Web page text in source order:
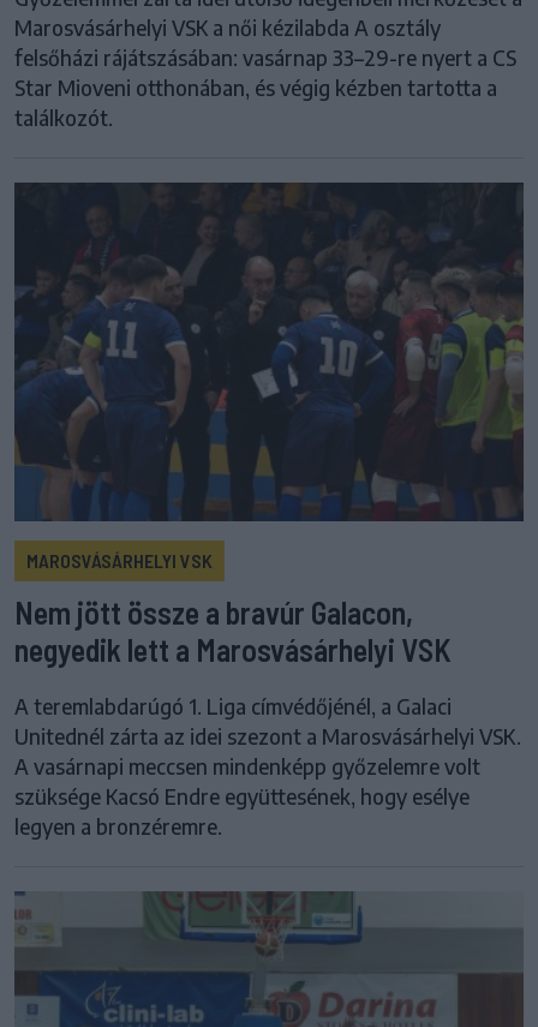
Marosvásárhelyi VSK a női kézilabda A osztály
felsőházi rájátszásában: vasárnap 33–29-re nyert a CS
Star Mioveni otthonában, és végig kézben tartotta a
találkozót.
MAROSVÁSÁRHELYI VSK
Nem jött össze a bravúr Galacon,
negyedik lett a Marosvásárhelyi VSK
A teremlabdarúgó 1. Liga címvédőjénél, a Galaci
Unitednél zárta az idei szezont a Marosvásárhelyi VSK.
A vasárnapi meccsen mindenképp győzelemre volt
szüksége Kacsó Endre együttesének, hogy esélye
legyen a bronzéremre.